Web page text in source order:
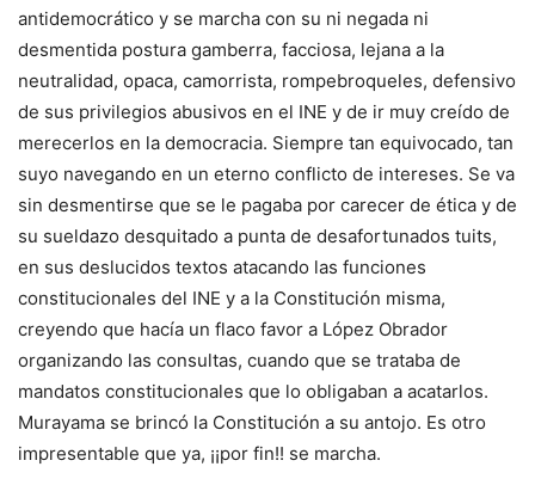
antidemocrático y se marcha con su ni negada ni
desmentida postura gamberra, facciosa, lejana a la
neutralidad, opaca, camorrista, rompebroqueles, defensivo
de sus privilegios abusivos en el INE y de ir muy creído de
merecerlos en la democracia. Siempre tan equivocado, tan
suyo navegando en un eterno conflicto de intereses. Se va
sin desmentirse que se le pagaba por carecer de ética y de
su sueldazo desquitado a punta de desafortunados tuits,
en sus deslucidos textos atacando las funciones
constitucionales del INE y a la Constitución misma,
creyendo que hacía un flaco favor a López Obrador
organizando las consultas, cuando que se trataba de
mandatos constitucionales que lo obligaban a acatarlos.
Murayama se brincó la Constitución a su antojo. Es otro
impresentable que ya, ¡¡por fin!! se marcha.